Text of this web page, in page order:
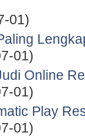
01)
01)
Online
01)
Play
01)